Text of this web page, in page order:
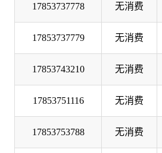
17853737778 无消费
17853737779 无消费
17853743210 无消费
17853751116 无消费
17853753788 无消费